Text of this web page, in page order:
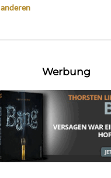
anderen
Werbung